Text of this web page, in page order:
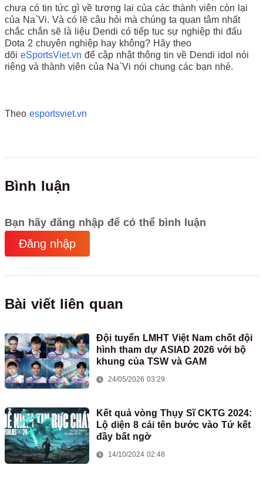
chưa có tin tức gì về tương lai của các thành viên còn lại
của Na`Vi. Và có lẽ câu hỏi mà chúng ta quan tâm nhất
chắc chắn sẽ là liệu Dendi có tiếp tục sự nghiệp thi đấu
Dota 2 chuyên nghiệp hay không? Hãy theo
dõi eSportsViet.vn để cập nhật thông tin về Dendi idol nói
riêng và thành viên của Na`Vi nói chung các bạn nhé.
Theo esportsviet.vn
Bình luận
Bạn hãy đăng nhập để có thể bình luận
Đăng nhập
Bài viết liên quan
Đội tuyển LMHT Việt Nam chốt đội
hình tham dự ASIAD 2026 với bộ
khung của TSW và GAM
24/05/2026 03:29
Kết quả vòng Thụy Sĩ CKTG 2024:
Lộ diện 8 cái tên bước vào Tứ kết
đầy bất ngờ
14/10/2024 02:48